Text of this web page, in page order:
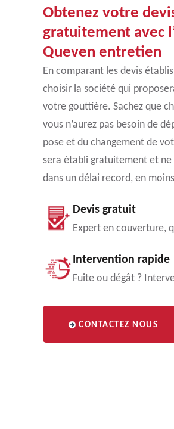
Obtenez votre
gratuitement avec
Queven entretien
En comparant les devis
choisir la société qui
votre gouttière. Sachez que
vous n’aurez pas besoin de
pose et du changement de
sera établi gratuitement et ne
dans un délai record, en
Devis gratuit
Expert en couverture,
Intervention rapide
Fuite ou dégât ?
CONTACTEZ NOUS